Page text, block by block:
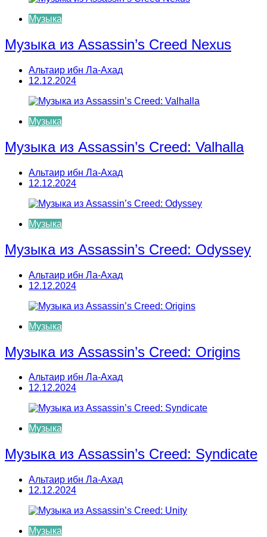
записям
Музыка
Музыка из Assassin’s Creed Nexus
Альтаир ибн Ла-Ахад
12.12.2024
Музыка
Музыка из Assassin’s Creed: Valhalla
Альтаир ибн Ла-Ахад
12.12.2024
Музыка
Музыка из Assassin’s Creed: Odyssey
Альтаир ибн Ла-Ахад
12.12.2024
Музыка
Музыка из Assassin’s Creed: Origins
Альтаир ибн Ла-Ахад
12.12.2024
Музыка
Музыка из Assassin’s Creed: Syndicate
Альтаир ибн Ла-Ахад
12.12.2024
Музыка